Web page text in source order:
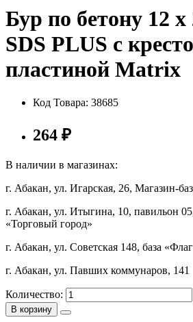
Строительные товары
Все для бани
Оплата и доставка
Сервис-центр
Бур по бетону 12
SDS PLUS c
пластиной Matrix
Код Товара: 38685
264 ₽
В наличии в магазинах:
г. Абакан, ул. Игарская, 26, Магазин-
г. Абакан, ул. Итыгина, 10, павильон
«Торговый город»
г. Абакан, ул. Советская 148, база
г. Абакан, ул. Павших коммунаров, 141
Количество:
В корзину